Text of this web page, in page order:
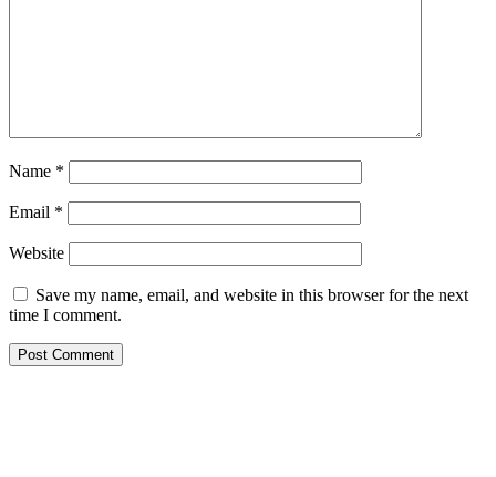
Name *
Email *
Website
Save my name, email, and website in this browser for the next
time I comment.